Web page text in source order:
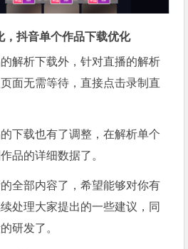
，抖音单个作品下载优化
解析下载外，针对直播的解析
面无需等待，直接点击录制直
下载也有了调整，在解析单个
品的详细数据了。
全部内容了，希望能够对你有
处理大家提出的一些建议，同
研发了。